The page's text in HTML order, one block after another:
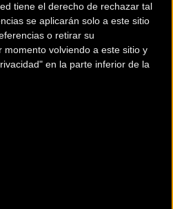
tiene el derecho de rechazar tal
se aplicarán solo a este sitio
o retirar su
momento volviendo a este sitio y
en la parte inferior de la
PLEGABLES
CICLOCROSS
TRIAL